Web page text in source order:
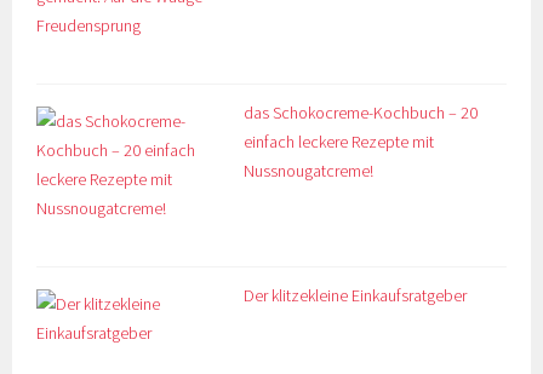
das Schokocreme-Kochbuch – 20
einfach leckere Rezepte mit
Nussnougatcreme!
Der klitzekleine Einkaufsratgeber